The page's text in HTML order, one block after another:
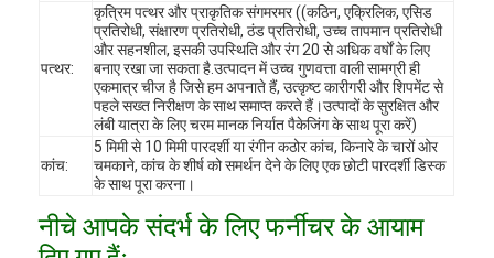
पत्थर:
कृत्रिम पत्थर और प्राकृतिक संगमरमर ((कठिन, एक्रिलिक, एसिड
प्रतिरोधी, संक्षारण प्रतिरोधी, ठंड प्रतिरोधी, उच्च तापमान प्रतिरोधी
और सहनशील, इसकी उपस्थिति और रंग 20 से अधिक वर्षों के लिए
बनाए रखा जा सकता है.उत्पादन में उच्च गुणवत्ता वाली सामग्री ही
एकमात्र चीज है जिसे हम अपनाते हैं, उत्कृष्ट कारीगरी और शिपमेंट से
पहले सख्त निरीक्षण के साथ समाप्त करते हैं।उत्पादों के सुरक्षित और
लंबी यात्रा के लिए चरम मानक निर्यात पैकेजिंग के साथ पूरा करें)
कांच:
5 मिमी से 10 मिमी पारदर्शी या रंगीन कठोर कांच, किनारे के चारों ओर
चमकाने, कांच के शीर्ष को समर्थन देने के लिए एक छोटी पारदर्शी डिस्क
के साथ पूरा करना।
नीचे आपके संदर्भ के लिए फर्नीचर के आयाम